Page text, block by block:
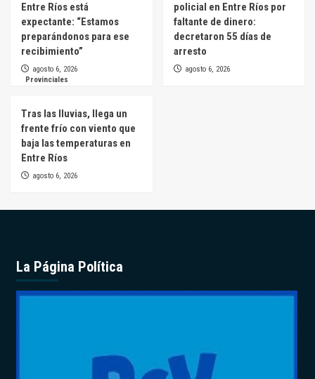
Entre Ríos está
expectante: “Estamos
preparándonos para ese
recibimiento”
agosto 6, 2026
policial en Entre Ríos por
faltante de dinero:
decretaron 55 días de
arresto
agosto 6, 2026
Provinciales
Tras las lluvias, llega un
frente frío con viento que
baja las temperaturas en
Entre Ríos
agosto 6, 2026
La Página Política